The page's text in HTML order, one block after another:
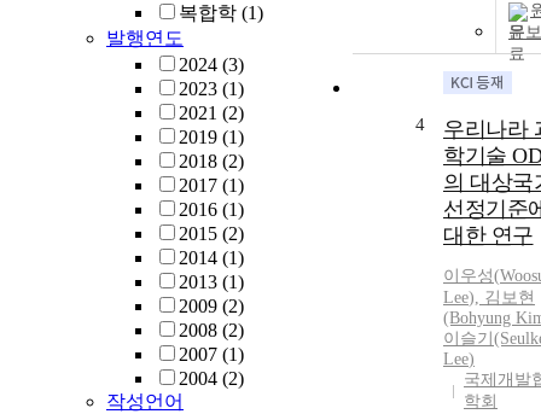
복합학 (1)
발행연도
2024 (3)
2023 (1)
2021 (2)
2019 (1)
2018 (2)
2017 (1)
2016 (1)
2015 (2)
2014 (1)
2013 (1)
2009 (2)
2008 (2)
2007 (1)
2004 (2)
작성언어
문
4
우리나라
학기술
의 대상국
선정기준
대한 연구
이우성(
Lee), 김보현
(Bohyung
이슬기
Lee)
국제개발
학회